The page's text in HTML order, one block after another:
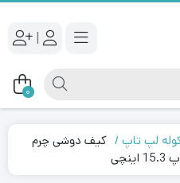
|
0
لپ تاپ
کیف دوشی چرم